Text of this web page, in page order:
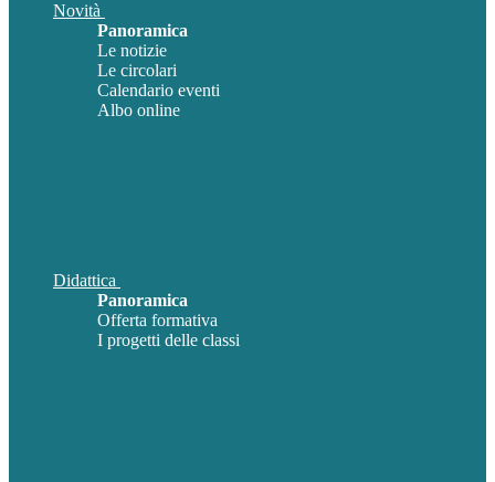
Novità
Panoramica
Le notizie
Le circolari
Calendario eventi
Albo online
Didattica
Panoramica
Offerta formativa
I progetti delle classi